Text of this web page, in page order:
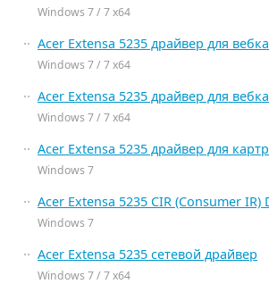
Windows 7 / 7 x64
Acer Extensa 5235 драйвер для
Windows 7 / 7 x64
Acer Extensa 5235 драйвер для
Windows 7 / 7 x64
Acer Extensa 5235 драйвер для
Windows 7
Acer Extensa 5235 CIR (Consumer IR)
Windows 7
Acer Extensa 5235 сетевой драйвер
Windows 7 / 7 x64